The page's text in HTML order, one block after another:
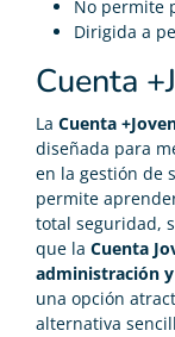
No permite
Dirigida a
Cuenta
La Cuenta
diseñada para
en la gestión de
permite
total seguridad,
que la Cuenta
administración
una opción
alternativa